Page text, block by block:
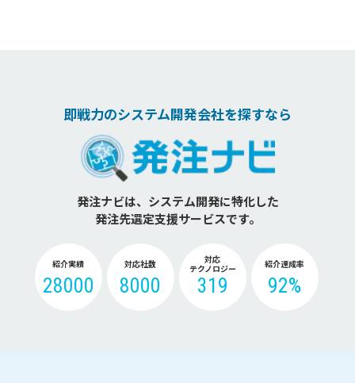
即戦力のシステム開発会社を探すなら
発注ナビは、システム開発に特化した
発注先選定支援サービスです。
紹介実績
28000
対応社数
8000
対応
テクノロジー
319
紹介達成率
92%